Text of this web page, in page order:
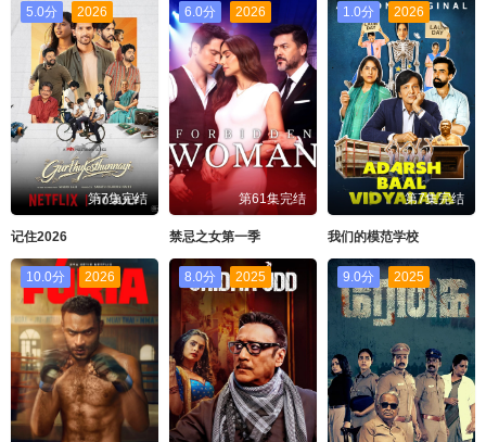
5.0分 2026
第7集完结
记住2026
6.0分 2026
第61集完结
禁忌之女第一季
1.0分 2026
第7集完结
我们的模范学校
10.0分 2026 8.0分 2025 9.0分 2025